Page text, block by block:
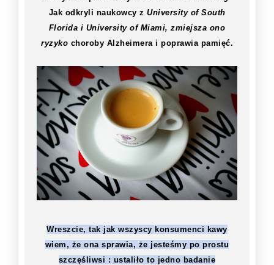
Jak odkryli naukowcy z University of South
Florida i University of Miami, zmiejsza ono
ryzyko choroby Alzheimera i poprawia pamięć.
Wreszcie, tak jak wszyscy konsumenci kawy
wiem, że ona sprawia, że jesteśmy po prostu
szczęśliwsi : ustaliło to jedno badanie